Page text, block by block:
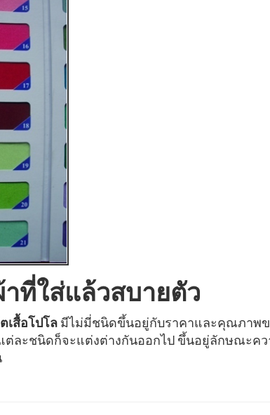
าที่ใส่แล้วสบายตัว
เสื้อโปโล มีไม่มี่ชนิดขึ้นอยู่กับราคาและคุณภาพข
ต่ละชนิดก็จะแต่งต่างกันออกไป ขึ้นอยู่ลักษณะ